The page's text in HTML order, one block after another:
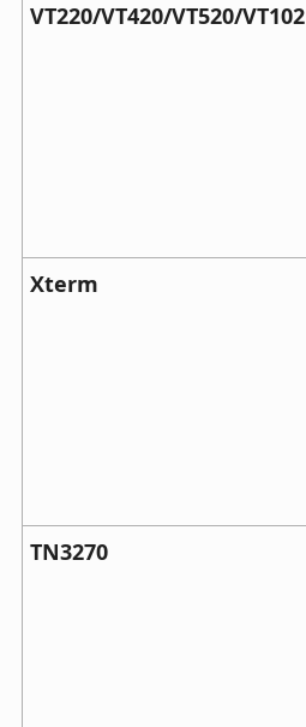
VT220/VT420/VT520/VT102
Xterm
TN3270